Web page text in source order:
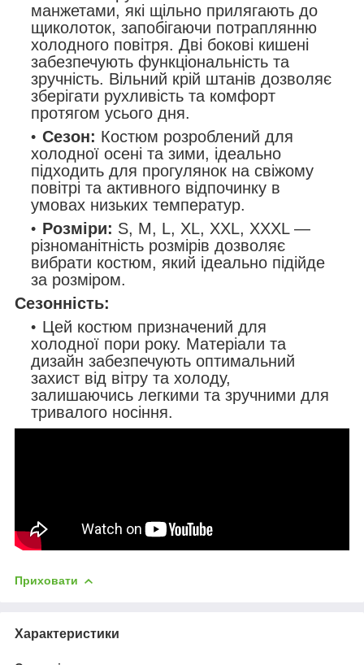
манжетами, які щільно прилягають до
щиколоток, запобігаючи потраплянню
холодного повітря. Дві бокові кишені
забезпечують функціональність та
зручність. Вільний крій штанів дозволяє
зберігати рухливість та комфорт
протягом усього дня.
Сезон: Костюм розроблений для
холодної осені та зими, ідеально
підходить для прогулянок на свіжому
повітрі та активного відпочинку в
умовах низьких температур.
Розміри: S, M, L, XL, XXL, XXXL —
різноманітність розмірів дозволяє
вибрати костюм, який ідеально підійде
за розміром.
Сезонність:
Цей костюм призначений для
холодної пори року. Матеріали та
дизайн забезпечують оптимальний
захист від вітру та холоду,
залишаючись легкими та зручними для
тривалого носіння.
Приховати
Характеристики